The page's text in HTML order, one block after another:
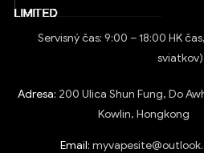
Servisný čas: 9:00 – 18:00 HK
sviatkov)
Adresa: 200 Ulica Shun Fung, Do
Kowlin, Hongkong
Email: